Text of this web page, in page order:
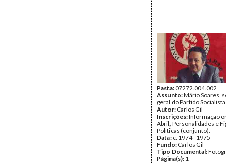
Pasta:07272.004.002
Assunto:Mário Soares,
geral do Partido Socialista
Autor: Carlos Gil
Inscrições:Informação
Abril, Personalidades e
Políticas (conjunto).
Data: c. 1974 - 1975
Fundo: Carlos Gil
Tipo Documental:
Página(s): 1